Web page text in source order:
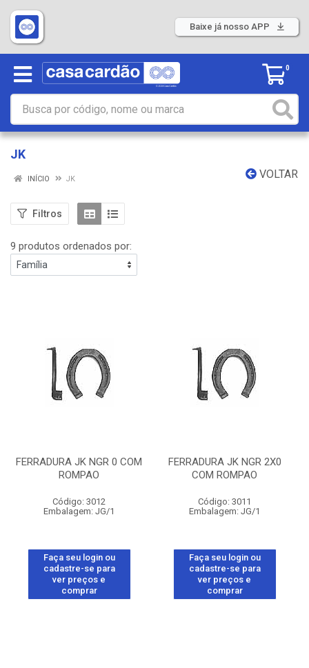
Baixe já nosso APP
0
JK
VOLTAR
INÍCIO JK
Filtros
9 produtos ordenados por:
FERRADURA JK NGR 0 COM
ROMPAO
Código: 3012
Embalagem: JG/1
Faça seu login ou
cadastre-se para
ver preços e
comprar
FERRADURA JK NGR 2X0
COM ROMPAO
Código: 3011
Embalagem: JG/1
Faça seu login ou
cadastre-se para
ver preços e
comprar